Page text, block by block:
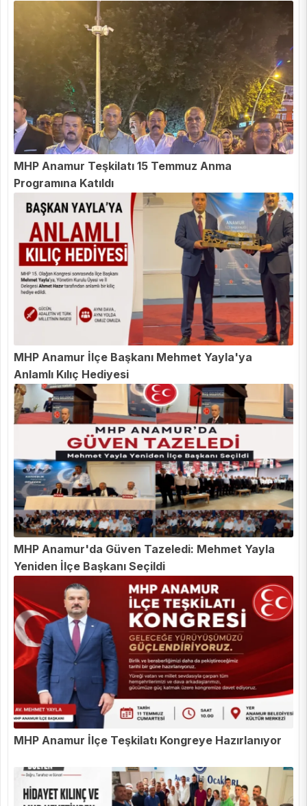
MHP Anamur Teşkilatı 15 Temmuz Anma
Programına Katıldı
MHP Anamur İlçe Başkanı Mehmet Yayla'ya
Anlamlı Kılıç Hediyesi
MHP Anamur'da Güven Tazeledi: Mehmet Yayla
Yeniden İlçe Başkanı Seçildi
MHP Anamur İlçe Teşkilatı Kongreye Hazırlanıyor